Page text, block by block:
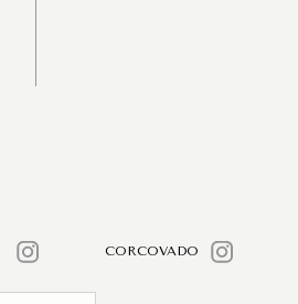
CORCOVADO